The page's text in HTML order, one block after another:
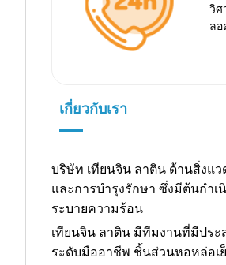
วิศ
ลอ
เกี่ยวกับเรา
บริษัท เทียนจิน ลาติน ด้านสิ่งแ
และการบำรุงรักษา ซึ่งมีต้นกำ
ระบายความร้อน
เทียนจิน ลาติน มีทีมงานที่มีปร
ระดับมืออาชีพ ชิ้นส่วนหอหล่อเ